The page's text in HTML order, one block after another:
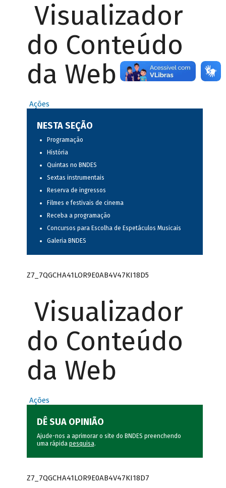
Visualizador
do Conteúdo
da Web
Ações
NESTA SEÇÃO
Programação
História
Quintas no BNDES
Sextas instrumentais
Reserva de ingressos
Filmes e festivais de cinema
Receba a programação
Concursos para Escolha de Espetáculos Musicais
Galeria BNDES
Z7_7QGCHA41LOR9E0AB4V47KI18D5
Visualizador
do Conteúdo
da Web
Ações
DÊ SUA OPINIÃO
Ajude-nos a aprimorar o site do BNDES preenchendo
uma rápida pesquisa.
Z7_7QGCHA41LOR9E0AB4V47KI18D7